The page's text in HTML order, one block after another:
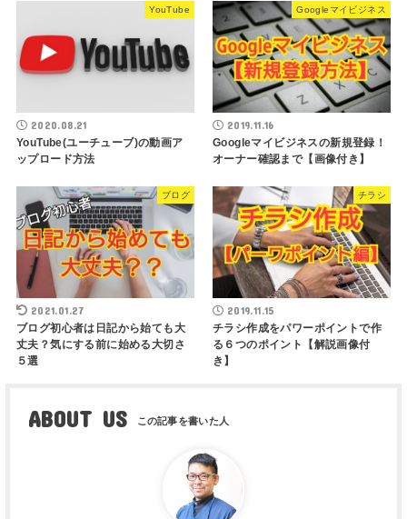
YouTube
2020.08.21
YouTube(ユーチューブ)の動画ア
ップロード方法
Googleマイビジネス
2019.11.16
Googleマイビジネスの新規登録！
オーナー確認まで【画像付き】
ブログ
2021.01.27
ブログ初心者は日記から始ても大
丈夫？気にする前に始める大切さ
５選
チラシ
2019.11.15
チラシ作成をパワーポイントで作
る６つのポイント【解説画像付
き】
ABOUT US